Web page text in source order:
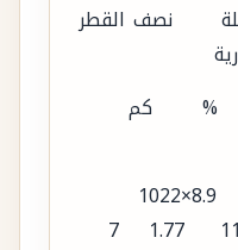
نصف القطر
% كم